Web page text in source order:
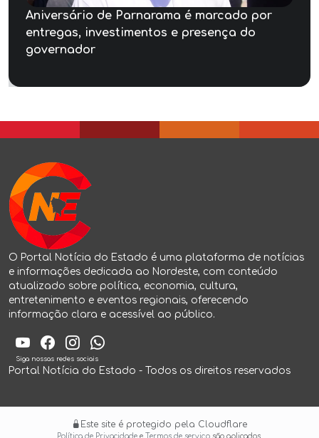
Aniversário de Parnarama é marcado por
entregas, investimentos e presença do
governador
O Portal Notícia do Estado é uma plataforma de notícias
e informações dedicada ao Nordeste, com conteúdo
atualizado sobre política, economia, cultura,
entretenimento e eventos regionais, oferecendo
informação clara e acessível ao público.
Siga nossas redes sociais
Portal Notícia do Estado - Todos os direitos reservados
Este site é protegido pela Cloudflare
Política de Privacidade e Termos de serviço são aplicados.